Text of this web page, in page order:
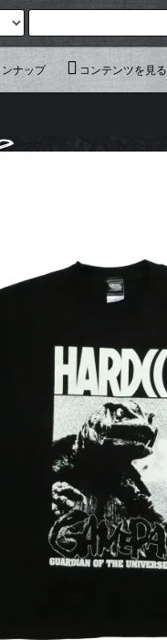
ンナップ コンテンツを見る